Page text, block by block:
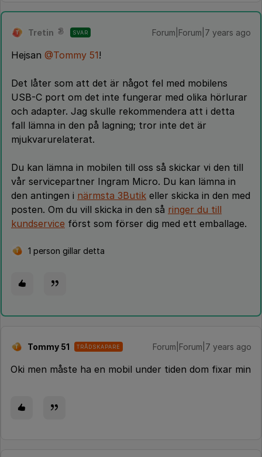
T Tretin SVAR Forum|Forum|7 years ago
Hejsan @Tommy 51!
Det låter som att det är något fel med mobilens
USB-C port om det inte fungerar med olika hörlurar
och adapter. Jag skulle rekommendera att i detta
fall lämna in den på lagning; tror inte det är
mjukvarurelaterat.
Du kan lämna in mobilen till oss så skickar vi den till
vår servicepartner Ingram Micro. Du kan lämna in
den antingen i närmsta 3Butik eller skicka in den med
posten. Om du vill skicka in den så ringer du till
kundservice först som förser dig med ett emballage.
T 1 person gillar detta
T Tommy 51 TRÅDSKAPARE Forum|Forum|7 years ago
Oki men måste ha en mobil under tiden dom fixar min